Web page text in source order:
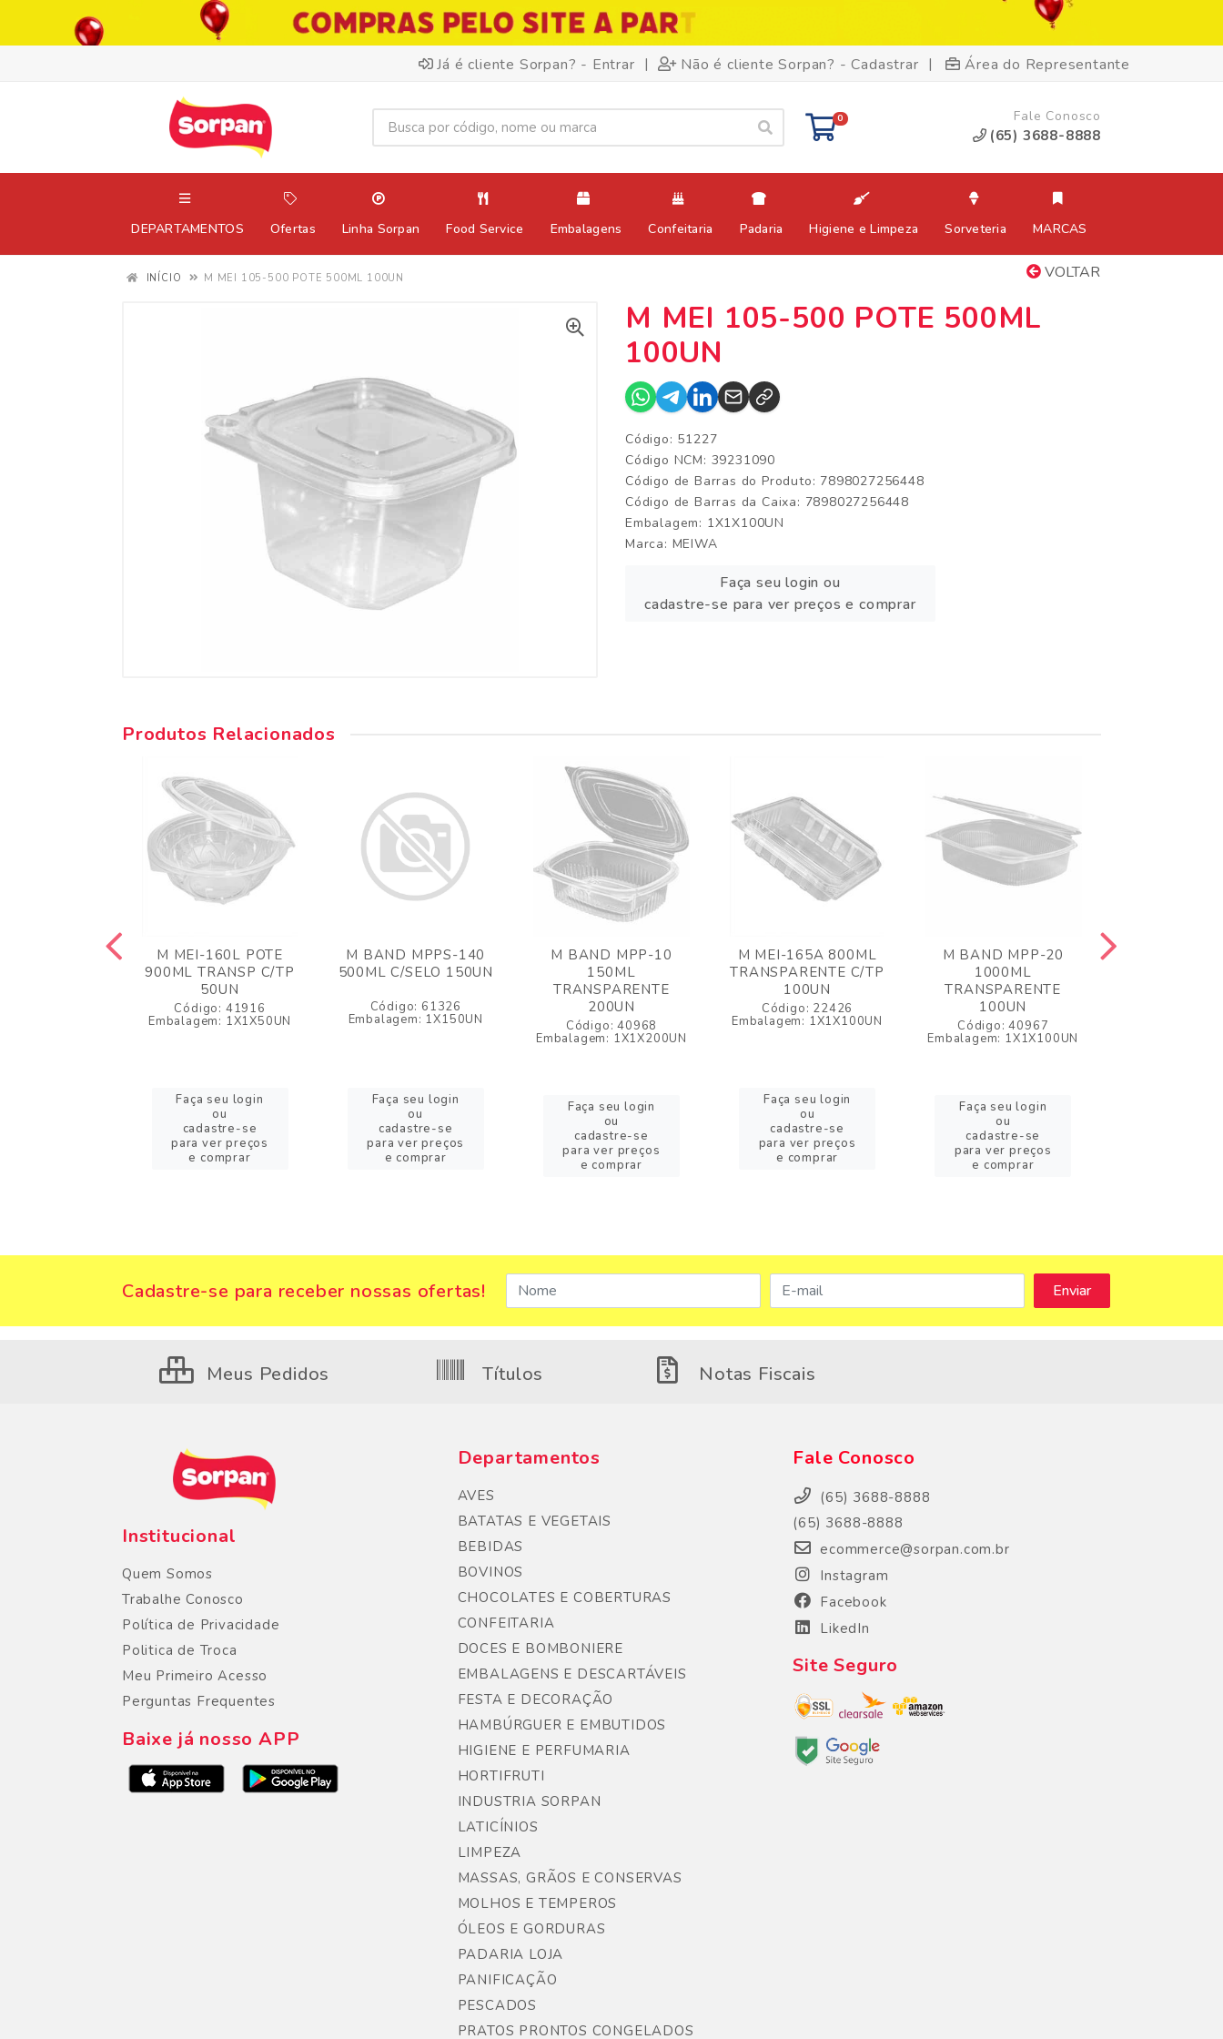
Já é cliente Sorpan? - Entrar | Não é cliente Sorpan? - Cadastrar | Área do Representante
0 Fale Conosco
(65) 3688-8888
DEPARTAMENTOS Ofertas Linha Sorpan Food Service Embalagens Confeitaria Padaria Higiene e Limpeza Sorveteria MARCAS
VOLTAR
INÍCIO M MEI 105-500 POTE 500ML 100UN
M MEI 105-500 POTE 500ML
100UN
Código: 51227
Código NCM: 39231090
Código de Barras do Produto: 7898027256448
Código de Barras da Caixa: 7898027256448
Embalagem: 1X1X100UN
Marca: MEIWA
Faça seu login ou
cadastre-se para ver preços e comprar
Produtos Relacionados
M MEI-160L POTE
900ML TRANSP C/TP
50UN
Código: 41916
Embalagem: 1X1X50UN
Faça seu login
ou
cadastre-se
para ver preços
e comprar
M BAND MPPS-140
500ML C/SELO 150UN
Código: 61326
Embalagem: 1X150UN
Faça seu login
ou
cadastre-se
para ver preços
e comprar
M BAND MPP-10
150ML
TRANSPARENTE
200UN
Código: 40968
Embalagem: 1X1X200UN
Faça seu login
ou
cadastre-se
para ver preços
e comprar
M MEI-165A 800ML
TRANSPARENTE C/TP
100UN
Código: 22426
Embalagem: 1X1X100UN
Faça seu login
ou
cadastre-se
para ver preços
e comprar
M BAND MPP-20
1000ML
TRANSPARENTE
100UN
Código: 40967
Embalagem: 1X1X100UN
Faça seu login
ou
cadastre-se
para ver preços
e comprar
Cadastre-se para receber nossas ofertas!
Meus Pedidos Títulos Notas Fiscais
Institucional
Quem Somos
Trabalhe Conosco
Política de Privacidade
Politica de Troca
Meu Primeiro Acesso
Perguntas Frequentes
Baixe já nosso APP
Departamentos
AVES
BATATAS E VEGETAIS
BEBIDAS
BOVINOS
CHOCOLATES E COBERTURAS
CONFEITARIA
DOCES E BOMBONIERE
EMBALAGENS E DESCARTÁVEIS
FESTA E DECORAÇÃO
HAMBÚRGUER E EMBUTIDOS
HIGIENE E PERFUMARIA
HORTIFRUTI
INDUSTRIA SORPAN
LATICÍNIOS
LIMPEZA
MASSAS, GRÃOS E CONSERVAS
MOLHOS E TEMPEROS
ÓLEOS E GORDURAS
PADARIA LOJA
PANIFICAÇÃO
PESCADOS
PRATOS PRONTOS CONGELADOS
Fale Conosco
(65) 3688-8888
(65) 3688-8888
ecommerce@sorpan.com.br
Instagram
Facebook
LikedIn
Site Seguro